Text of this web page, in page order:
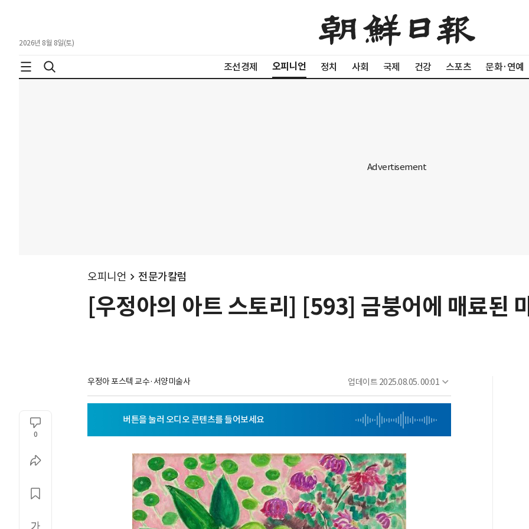
2026년 8월 8일(토)
조선경제 오피니언 정치 사회 국제 건강 스포츠 문화·연예
오피니언 전문가칼럼
[우정아의 아트 스토리] [593] 금붕어에 매료된
우정아 포스텍 교수·서양미술사 업데이트 2025.08.05. 00:01
0